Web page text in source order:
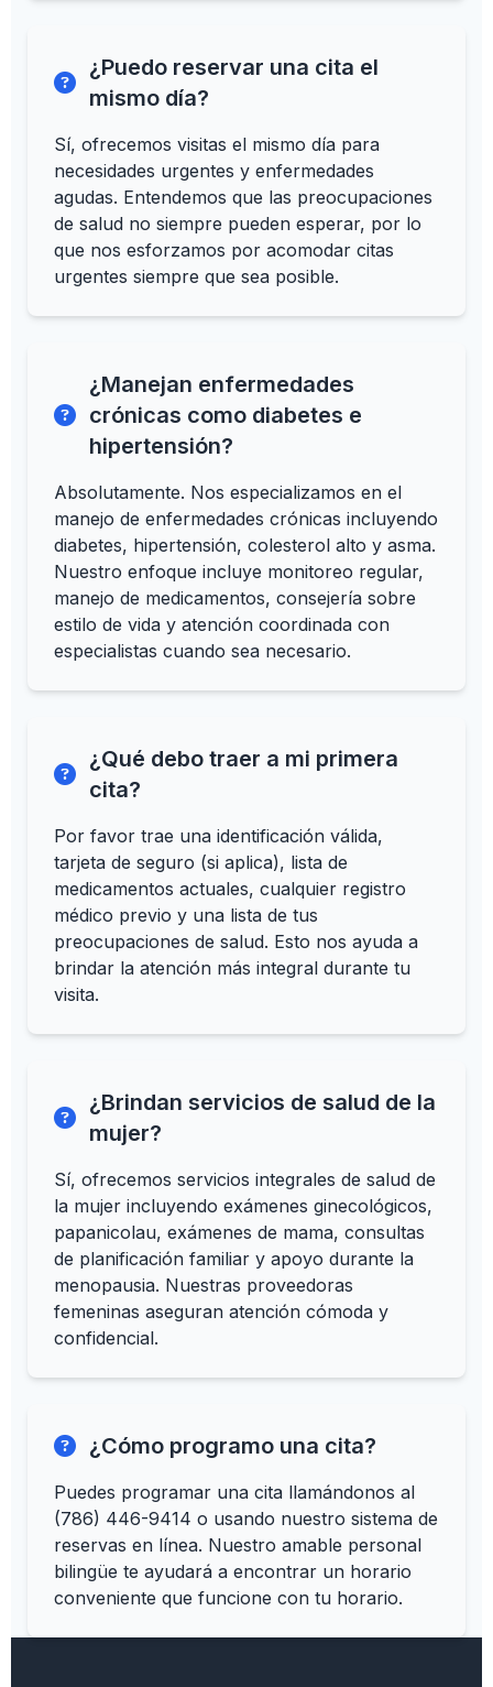
¿Puedo reservar una cita el
mismo día?
Sí, ofrecemos visitas el mismo día para
necesidades urgentes y enfermedades
agudas. Entendemos que las preocupaciones
de salud no siempre pueden esperar, por lo
que nos esforzamos por acomodar citas
urgentes siempre que sea posible.
¿Manejan enfermedades
crónicas como diabetes e
hipertensión?
Absolutamente. Nos especializamos en el
manejo de enfermedades crónicas incluyendo
diabetes, hipertensión, colesterol alto y asma.
Nuestro enfoque incluye monitoreo regular,
manejo de medicamentos, consejería sobre
estilo de vida y atención coordinada con
especialistas cuando sea necesario.
¿Qué debo traer a mi primera
cita?
Por favor trae una identificación válida,
tarjeta de seguro (si aplica), lista de
medicamentos actuales, cualquier registro
médico previo y una lista de tus
preocupaciones de salud. Esto nos ayuda a
brindar la atención más integral durante tu
visita.
¿Brindan servicios de salud de la
mujer?
Sí, ofrecemos servicios integrales de salud de
la mujer incluyendo exámenes ginecológicos,
papanicolau, exámenes de mama, consultas
de planificación familiar y apoyo durante la
menopausia. Nuestras proveedoras
femeninas aseguran atención cómoda y
confidencial.
¿Cómo programo una cita?
Puedes programar una cita llamándonos al
(786) 446-9414 o usando nuestro sistema de
reservas en línea. Nuestro amable personal
bilingüe te ayudará a encontrar un horario
conveniente que funcione con tu horario.